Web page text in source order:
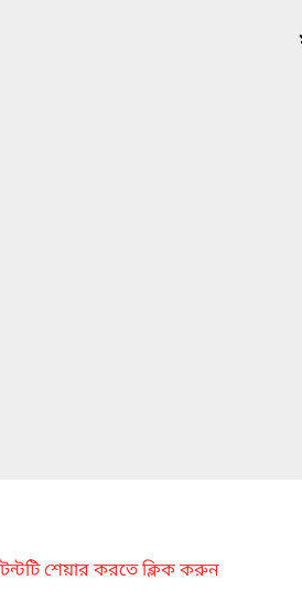
শেয়ার করতে ক্লিক করুন